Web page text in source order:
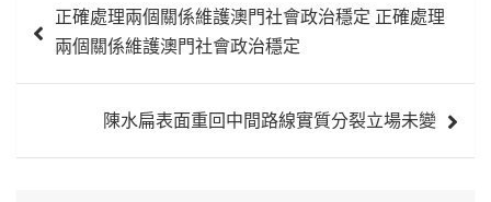
章
正確處理兩個關係維護澳門社會政治穩定 正確處理
兩個關係維護澳門社會政治穩定
陳水扁表面重回中間路線實質分裂立場未變